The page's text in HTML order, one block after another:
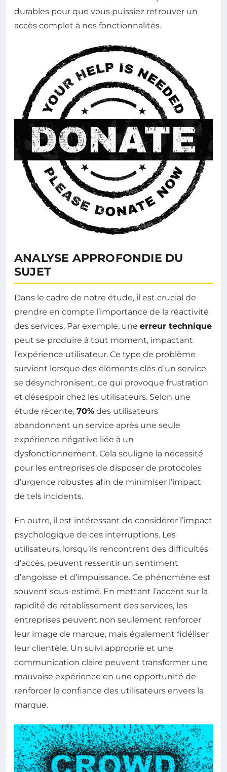
durables pour que vous puissiez retrouver un
accès complet à nos fonctionnalités.
ANALYSE APPROFONDIE DU
SUJET
Dans le cadre de notre étude, il est crucial de
prendre en compte l’importance de la réactivité
des services. Par exemple, une erreur technique
peut se produire à tout moment, impactant
l’expérience utilisateur. Ce type de problème
survient lorsque des éléments clés d’un service
se désynchronisent, ce qui provoque frustration
et désespoir chez les utilisateurs. Selon une
étude récente, 70% des utilisateurs
abandonnent un service après une seule
expérience négative liée à un
dysfonctionnement. Cela souligne la nécessité
pour les entreprises de disposer de protocoles
d’urgence robustes afin de minimiser l’impact
de tels incidents.
En outre, il est intéressant de considérer l’impact
psychologique de ces interruptions. Les
utilisateurs, lorsqu’ils rencontrent des difficultés
d’accès, peuvent ressentir un sentiment
d’angoisse et d’impuissance. Ce phénomène est
souvent sous-estimé. En mettant l’accent sur la
rapidité de rétablissement des services, les
entreprises peuvent non seulement renforcer
leur image de marque, mais également fidéliser
leur clientèle. Un suivi approprié et une
communication claire peuvent transformer une
mauvaise expérience en une opportunité de
renforcer la confiance des utilisateurs envers la
marque.